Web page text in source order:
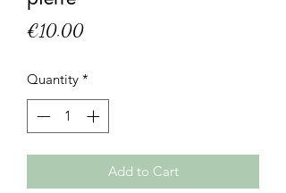
€10.00Price
Quantity *
Add to Cart